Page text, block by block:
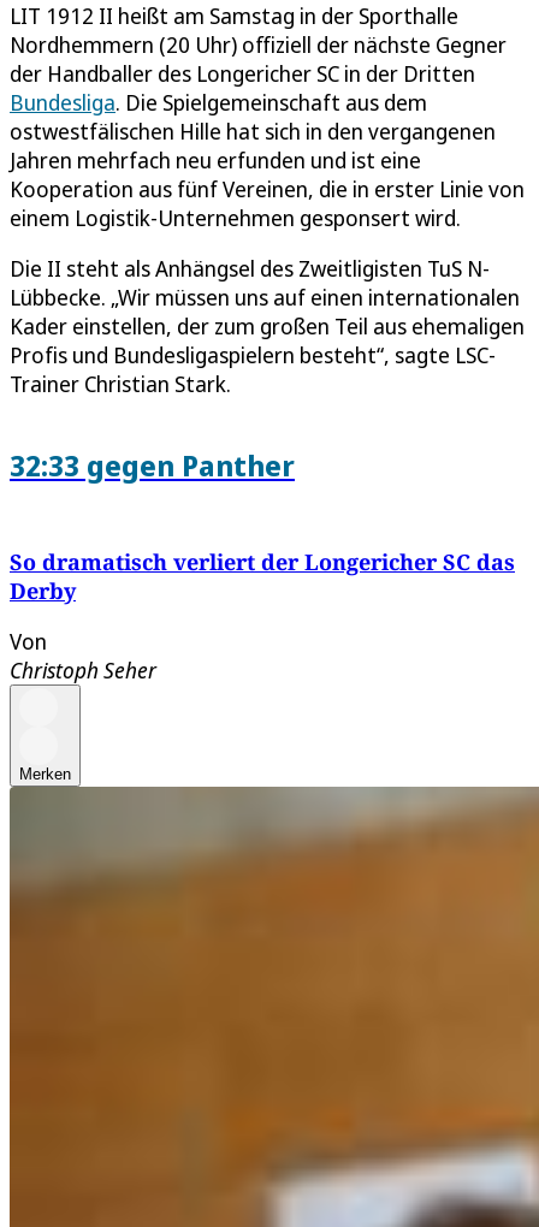
LIT 1912 II heißt am Samstag in der Sporthalle
Nordhemmern (20 Uhr) offiziell der nächste Gegner
der Handballer des Longericher SC in der Dritten
Bundesliga. Die Spielgemeinschaft aus dem
ostwestfälischen Hille hat sich in den vergangenen
Jahren mehrfach neu erfunden und ist eine
Kooperation aus fünf Vereinen, die in erster Linie von
einem Logistik-Unternehmen gesponsert wird.
Die II steht als Anhängsel des Zweitligisten TuS N-
Lübbecke. „Wir müssen uns auf einen internationalen
Kader einstellen, der zum großen Teil aus ehemaligen
Profis und Bundesligaspielern besteht“, sagte LSC-
Trainer Christian Stark.
32:33 gegen Panther
So dramatisch verliert der Longericher SC das
Derby
Von
Christoph Seher
Merken